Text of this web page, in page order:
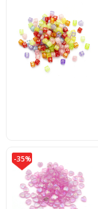
-35%